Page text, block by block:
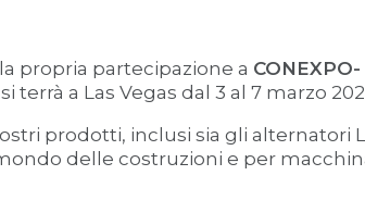
propria partecipazione a CONEXPO-
a Las Vegas dal 3 al 7 marzo
prodotti, inclusi sia gli alternatori
delle costruzioni e per